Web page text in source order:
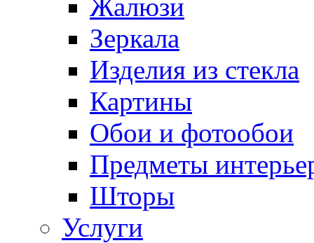
Жалюзи
Зеркала
Изделия из стекла
Картины
Обои и фотообои
Предметы
Шторы
Услуги